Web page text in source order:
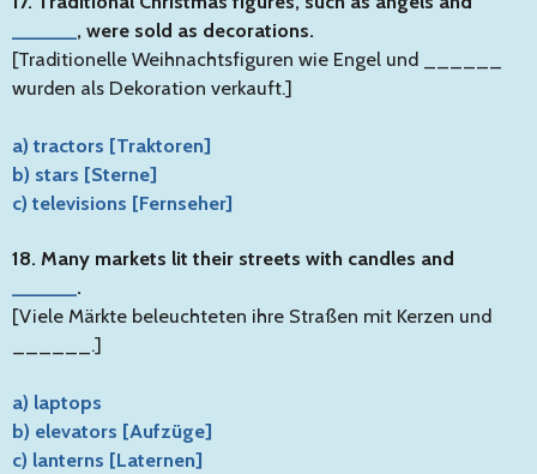
, were sold as decorations.
[Traditionelle Weihnachtsfiguren wie Engel und ______
wurden als Dekoration verkauft.]
a) tractors [Traktoren]
b) stars [Sterne]
c) televisions [Fernseher]
18. Many markets lit their streets with candles and
.
[Viele Märkte beleuchteten ihre Straßen mit Kerzen und
______.]
a) laptops
b) elevators [Aufzüge]
c) lanterns [Laternen]